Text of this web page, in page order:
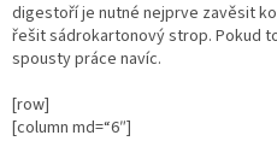
digestoří je nutné nejprve zavěsit
řešit sádrokartonový strop. Pokud
spousty práce navíc.
[row]
[column md=“6″]